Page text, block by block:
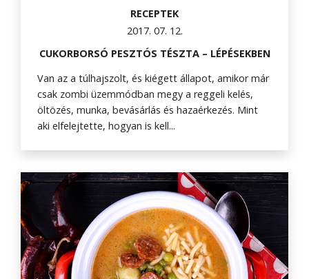
RECEPTEK
2017. 07. 12.
CUKORBORSÓ PESZTÓS TÉSZTA – LÉPÉSEKBEN
Van az a túlhajszolt, és kiégett állapot, amikor már
csak zombi üzemmódban megy a reggeli kelés,
öltözés, munka, bevásárlás és hazaérkezés. Mint
aki elfelejtette, hogyan is kell...